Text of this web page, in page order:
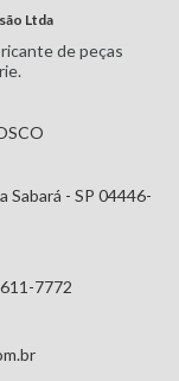
Ltda
de peças
Sabará - SP 04446-
7772